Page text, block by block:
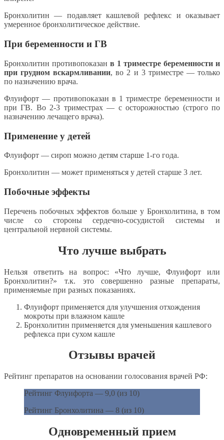
Бронхолитин — подавляет кашлевой рефлекс и оказывает
умеренное бронхолитическое действие.
При беременности и ГВ
Бронхолитин противопоказан в 1 триместре беременности и
при грудном вскармливании, во 2 и 3 триместре — только
по назначению врача.
Флуифорт — противопоказан в 1 триместре беременности и
при ГВ. Во 2-3 триместрах — с осторожностью (строго по
назначению лечащего врача).
Применение у детей
Флуифорт — сироп можно детям старше 1-го года.
Бронхолитин — может применяться у детей старше 3 лет.
Побочные эффекты
Перечень побочных эффектов больше у Бронхолитина, в том
числе со стороны сердечно-сосудистой системы и
центральной нервной системы.
Что лучше выбрать
Нельзя ответить на вопрос: «Что лучше, Флуифорт или
Бронхолитин?» т.к. это совершенно разные препараты,
применяемые при разных показаниях.
Флуифорт применяется для улучшения отхождения
мокроты при влажном кашле
Бронхолитин применяется для уменьшения кашлевого
рефлекса при сухом кашле
Отзывы врачей
Рейтинг препаратов на основании голосования врачей РФ:
Рейтинг Флуифорта — 9,0 (из 10)
Рейтинг Бронхолитина — 8 (из 10)
Одновременный прием